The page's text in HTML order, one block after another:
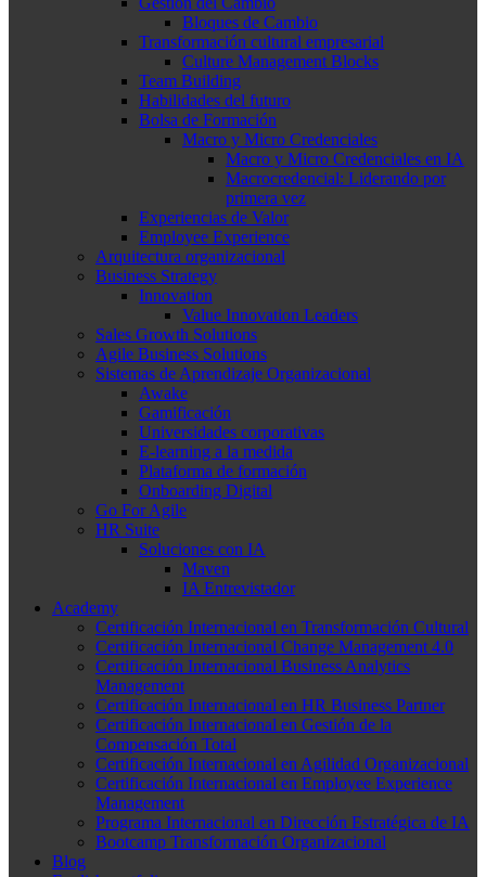
Bloques de Cambio
Transformación cultural empresarial
Culture Management Blocks
Team Building
Habilidades del futuro
Bolsa de Formación
Macro y Micro Credenciales
Macro y Micro Credenciales en IA
Macrocredencial: Liderando por
primera vez
Experiencias de Valor
Employee Experience
Arquitectura organizacional
Business Strategy
Innovation
Value Innovation Leaders
Sales Growth Solutions
Agile Business Solutions
Sistemas de Aprendizaje Organizacional
Awake
Gamificación
Universidades corporativas
E-learning a la medida
Plataforma de formación
Onboarding Digital
Go For Agile
HR Suite
Soluciones con IA
Maven
IA Entrevistador
Academy
Certificación Internacional en Transformación Cultural
Certificación Internacional Change Management 4.0
Certificación Internacional Business Analytics
Management
Certificación Internacional en HR Business Partner
Certificación Internacional en Gestión de la
Compensación Total
Certificación Internacional en Agilidad Organizacional
Certificación Internacional en Employee Experience
Management
Programa Internacional en Dirección Estratégica de IA
Bootcamp Transformación Organizacional
Blog